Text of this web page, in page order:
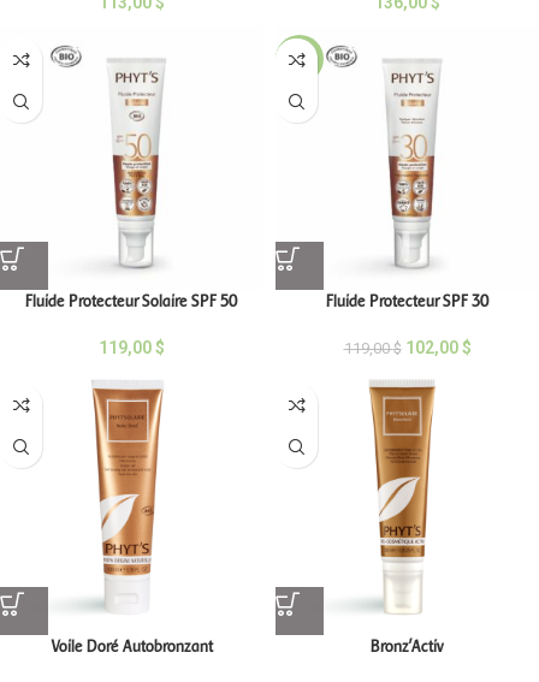
Fluide Protecteur Solaire SPF 50
119,00$
-14%
Fluide Protecteur SPF 30
119,00$ 102,00$
Voile Doré Autobronzant Bronz’Activ